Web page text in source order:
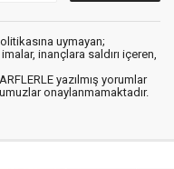
uymayan;
inançlara saldırı içeren,
yazılmış yorumlar
onaylanmamaktadır.